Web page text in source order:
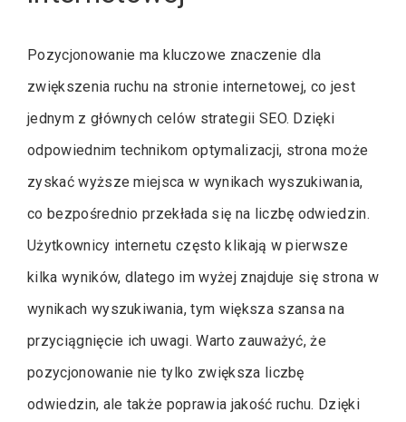
Pozycjonowanie ma kluczowe znaczenie dla
zwiększenia ruchu na stronie internetowej, co jest
jednym z głównych celów strategii SEO. Dzięki
odpowiednim technikom optymalizacji, strona może
zyskać wyższe miejsca w wynikach wyszukiwania,
co bezpośrednio przekłada się na liczbę odwiedzin.
Użytkownicy internetu często klikają w pierwsze
kilka wyników, dlatego im wyżej znajduje się strona w
wynikach wyszukiwania, tym większa szansa na
przyciągnięcie ich uwagi. Warto zauważyć, że
pozycjonowanie nie tylko zwiększa liczbę
odwiedzin, ale także poprawia jakość ruchu. Dzięki